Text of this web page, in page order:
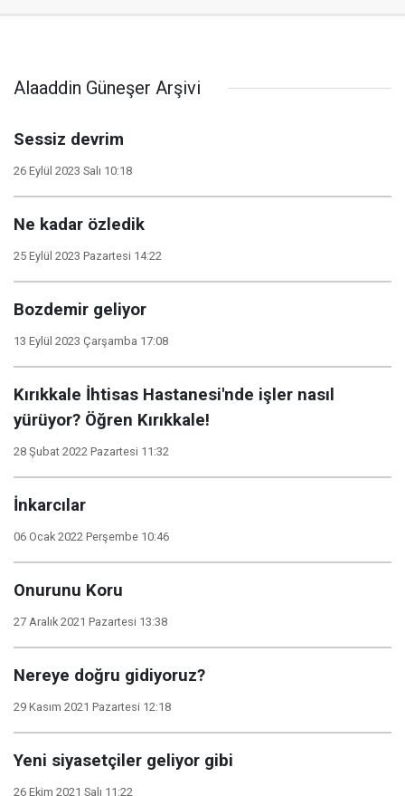
Alaaddin Güneşer Arşivi
Sessiz devrim
26 Eylül 2023 Salı 10:18
Ne kadar özledik
25 Eylül 2023 Pazartesi 14:22
Bozdemir geliyor
13 Eylül 2023 Çarşamba 17:08
Kırıkkale İhtisas Hastanesi'nde işler nasıl
yürüyor? Öğren Kırıkkale!
28 Şubat 2022 Pazartesi 11:32
İnkarcılar
06 Ocak 2022 Perşembe 10:46
Onurunu Koru
27 Aralık 2021 Pazartesi 13:38
Nereye doğru gidiyoruz?
29 Kasım 2021 Pazartesi 12:18
Yeni siyasetçiler geliyor gibi
26 Ekim 2021 Salı 11:22